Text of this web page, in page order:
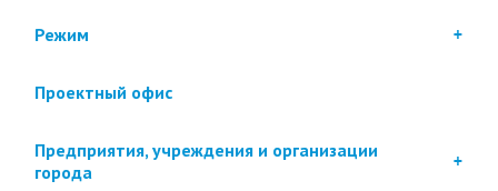
Режим
Проектный офис
Предприятия, учреждения и организации
города